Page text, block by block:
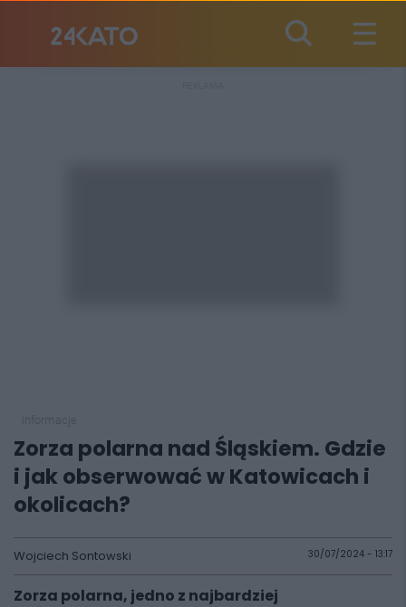
Zorza polarna nad Śląskiem. Gdzie
i jak obserwować w Katowicach i
okolicach?
Wojciech Sontowski 30/07/2024 - 13:17
Zorza polarna, jedno z najbardziej